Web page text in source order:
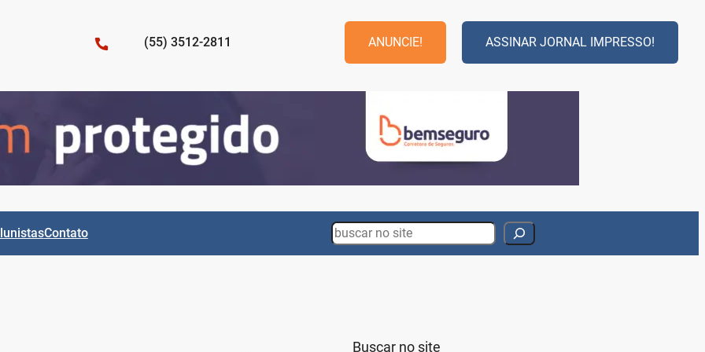
(55) 3512-2811 ANUNCIE! ASSINAR JORNAL IMPRESSO!
Contato Search
Buscar no site